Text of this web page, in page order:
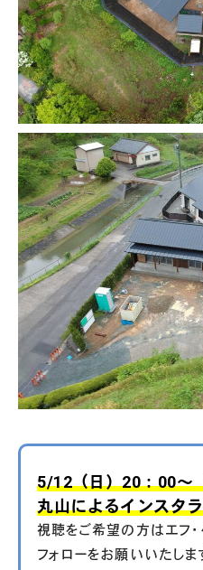
5/12（日）20：00〜
丸山によるインスタ
視聴をご希望の方はエフ
フォローをお願いいたしま